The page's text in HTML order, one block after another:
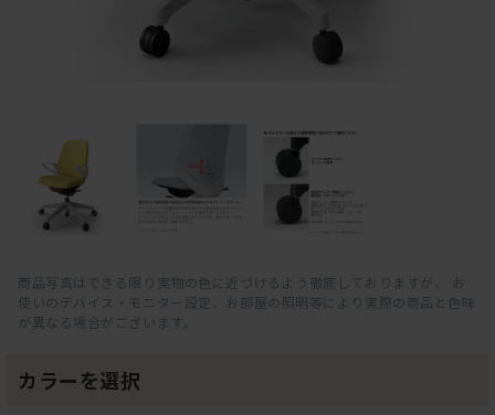
商品写真はできる限り実物の色に近づけるよう徹底しておりますが、 お
使いのデバイス・モニター設定、お部屋の照明等により実際の商品と色味
が異なる場合がございます。
カラーを選択